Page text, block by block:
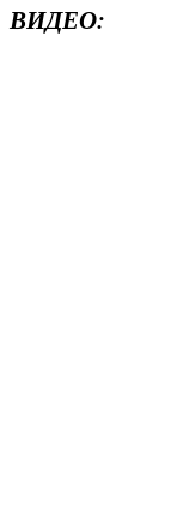
ВИДЕО: